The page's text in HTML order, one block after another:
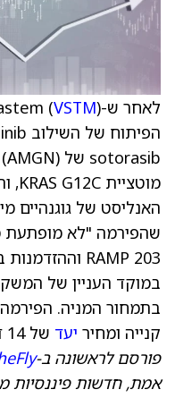
לאחר ש-Verastem ( VSTM
האנליסט של גוגנהיים
שהפירמה "לא
במוקד העניין של
בתמחור המניה.
קנייה ומחיר יעד של 14 דולר למניית Verastem.
פורסם לראשונה ב-
אמת, חדשות פיננסיות